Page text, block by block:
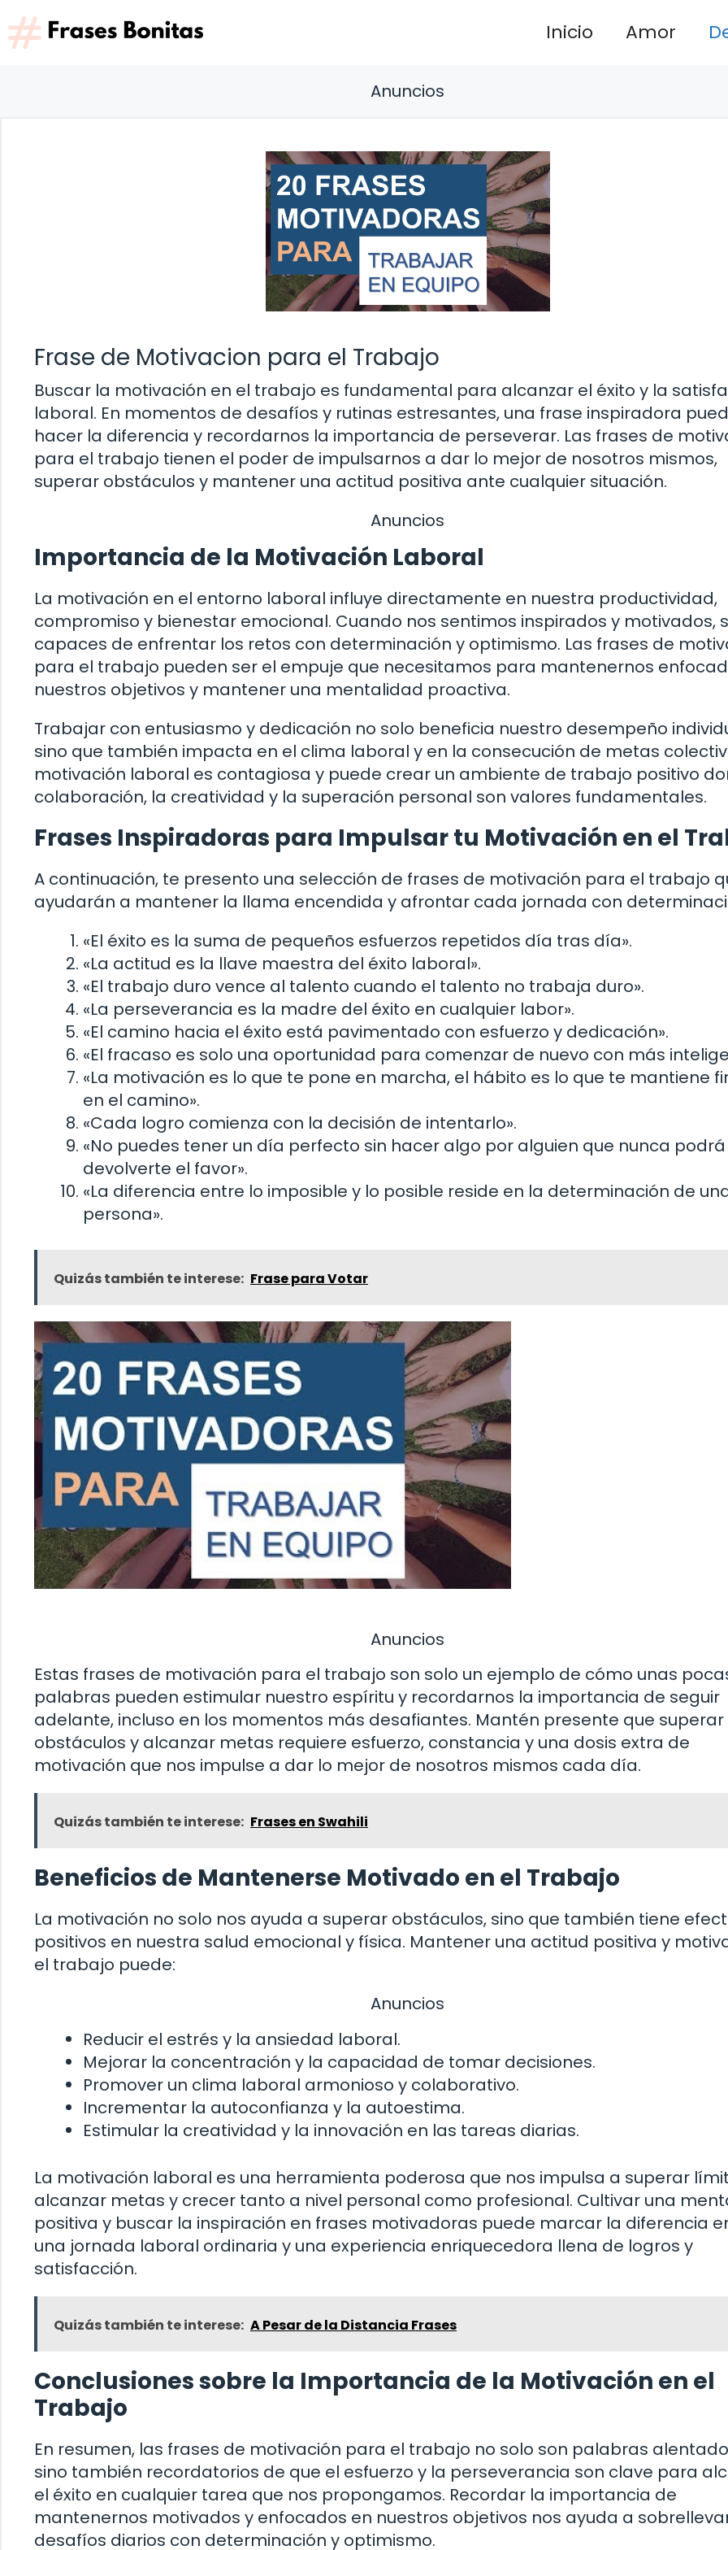
Saltar
al
contenido
Inicio Amor
Anuncios
Frase de Motivacion para el Trabajo
Buscar la motivación en el trabajo es fundamental para alcanzar el éxito y la
laboral. En momentos de desafíos y rutinas estresantes, una frase inspiradora
hacer la diferencia y recordarnos la importancia de perseverar. Las frases de
para el trabajo tienen el poder de impulsarnos a dar lo mejor de nosotros mismos,
superar obstáculos y mantener una actitud positiva ante cualquier situación.
Anuncios
Importancia de la Motivación Laboral
La motivación en el entorno laboral influye directamente en nuestra productividad,
compromiso y bienestar emocional. Cuando nos sentimos inspirados y motivados,
capaces de enfrentar los retos con determinación y optimismo. Las frases de
para el trabajo pueden ser el empuje que necesitamos para mantenernos
nuestros objetivos y mantener una mentalidad proactiva.
Trabajar con entusiasmo y dedicación no solo beneficia nuestro desempeño
sino que también impacta en el clima laboral y en la consecución de metas
motivación laboral es contagiosa y puede crear un ambiente de trabajo positivo
colaboración, la creatividad y la superación personal son valores fundamentales.
Frases Inspiradoras para Impulsar tu Motivación en el
A continuación, te presento una selección de frases de motivación para el trabajo
ayudarán a mantener la llama encendida y afrontar cada jornada con
«El éxito es la suma de pequeños esfuerzos repetidos día tras día».
«La actitud es la llave maestra del éxito laboral».
«El trabajo duro vence al talento cuando el talento no trabaja duro».
«La perseverancia es la madre del éxito en cualquier labor».
«El camino hacia el éxito está pavimentado con esfuerzo y dedicación».
«El fracaso es solo una oportunidad para comenzar de nuevo con más
«La motivación es lo que te pone en marcha, el hábito es lo que te mantiene
en el camino».
«Cada logro comienza con la decisión de intentarlo».
«No puedes tener un día perfecto sin hacer algo por alguien que nunca podrá
devolverte el favor».
«La diferencia entre lo imposible y lo posible reside en la determinación de
persona».
Quizás también te interese: Frase para Votar
Anuncios
Estas frases de motivación para el trabajo son solo un ejemplo de cómo unas
palabras pueden estimular nuestro espíritu y recordarnos la importancia de seguir
adelante, incluso en los momentos más desafiantes. Mantén presente que superar
obstáculos y alcanzar metas requiere esfuerzo, constancia y una dosis extra de
motivación que nos impulse a dar lo mejor de nosotros mismos cada día.
Quizás también te interese: Frases en Swahili
Beneficios de Mantenerse Motivado en el Trabajo
La motivación no solo nos ayuda a superar obstáculos, sino que también tiene
positivos en nuestra salud emocional y física. Mantener una actitud positiva y
el trabajo puede:
Anuncios
Reducir el estrés y la ansiedad laboral.
Mejorar la concentración y la capacidad de tomar decisiones.
Promover un clima laboral armonioso y colaborativo.
Incrementar la autoconfianza y la autoestima.
Estimular la creatividad y la innovación en las tareas diarias.
La motivación laboral es una herramienta poderosa que nos impulsa a superar
alcanzar metas y crecer tanto a nivel personal como profesional. Cultivar una
positiva y buscar la inspiración en frases motivadoras puede marcar la diferencia
una jornada laboral ordinaria y una experiencia enriquecedora llena de logros y
satisfacción.
Quizás también te interese: A Pesar de la Distancia Frases
Conclusiones sobre la Importancia de la Motivación en el
Trabajo
En resumen, las frases de motivación para el trabajo no solo son palabras
sino también recordatorios de que el esfuerzo y la perseverancia son clave para
el éxito en cualquier tarea que nos propongamos. Recordar la importancia de
mantenernos motivados y enfocados en nuestros objetivos nos ayuda a
desafíos diarios con determinación y optimismo.